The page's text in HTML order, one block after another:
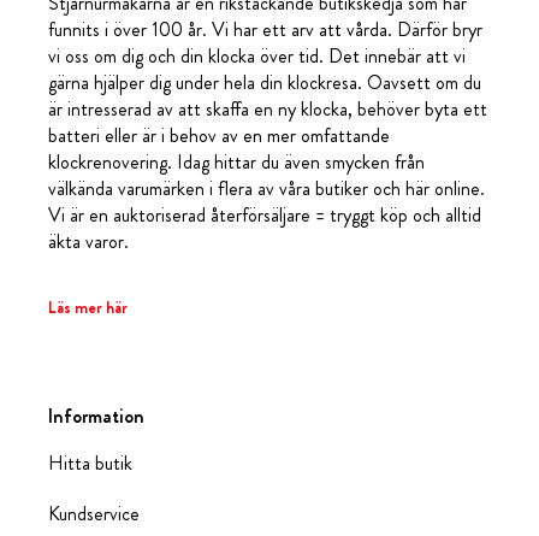
funnits i över 100 år. Vi har ett arv att vårda. Därför bryr
vi oss om dig och din klocka över tid. Det innebär att vi
gärna hjälper dig under hela din klockresa. Oavsett om du
är intresserad av att skaffa en ny klocka, behöver byta ett
batteri eller är i behov av en mer omfattande
klockrenovering. Idag hittar du även smycken från
välkända varumärken i flera av våra butiker och här online.
Vi är en auktoriserad återförsäljare = tryggt köp och alltid
äkta varor.
Läs mer här
Information
Hitta butik
Kundservice